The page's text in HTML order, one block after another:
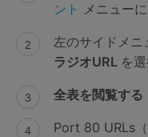
ント メニュー
左のサイドメニ
ラジオURL を
全表を閲覧する
Port 80 URLs